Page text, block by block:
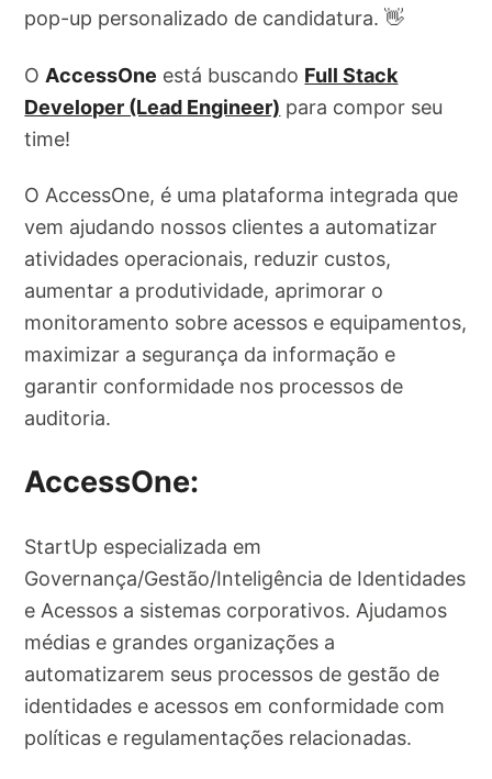
pop-up personalizado de candidatura. 👋
O AccessOne está buscando Full Stack
Developer (Lead Engineer) para compor seu
time!
O AccessOne, é uma plataforma integrada que
vem ajudando nossos clientes a automatizar
atividades operacionais, reduzir custos,
aumentar a produtividade, aprimorar o
monitoramento sobre acessos e equipamentos,
maximizar a segurança da informação e
garantir conformidade nos processos de
auditoria.
AccessOne:
StartUp especializada em
Governança/Gestão/Inteligência de Identidades
e Acessos a sistemas corporativos. Ajudamos
médias e grandes organizações a
automatizarem seus processos de gestão de
identidades e acessos em conformidade com
políticas e regulamentações relacionadas.